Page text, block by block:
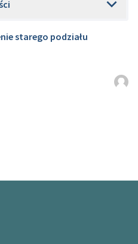
starego podziału